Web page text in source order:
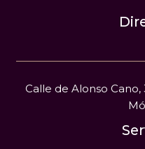
Calle de Alonso